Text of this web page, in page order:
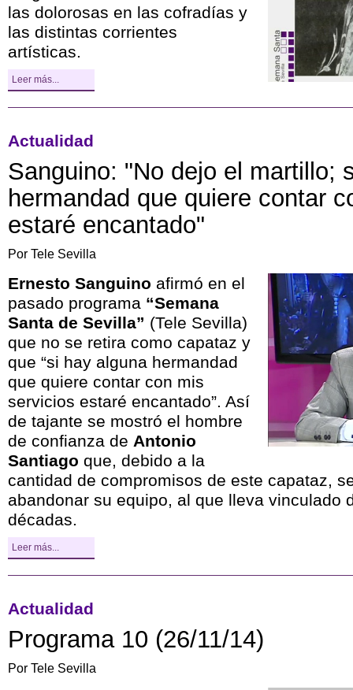
las dolorosas en las cofradías y
las distintas corrientes
artísticas.
Leer más...
Actualidad
Sanguino: "No dejo el martillo;
hermandad que quiere contar
estaré encantado"
Por Tele Sevilla
Ernesto Sanguino afirmó en el
pasado programa “Semana
Santa de Sevilla” (Tele Sevilla)
que no se retira como capataz y
que “si hay alguna hermandad
que quiere contar con mis
servicios estaré encantado”. Así
de tajante se mostró el hombre
de confianza de Antonio
Santiago que, debido a la
cantidad de compromisos de este capataz,
abandonar su equipo, al que lleva vinculado
décadas.
Leer más...
Actualidad
Programa 10 (26/11/14)
Por Tele Sevilla